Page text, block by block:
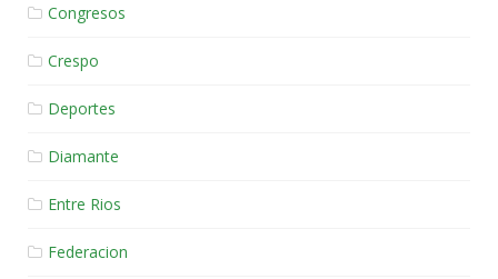
Congresos
Crespo
Deportes
Diamante
Entre Rios
Federacion